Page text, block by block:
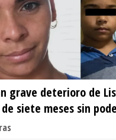
grave deterioro de
siete meses sin